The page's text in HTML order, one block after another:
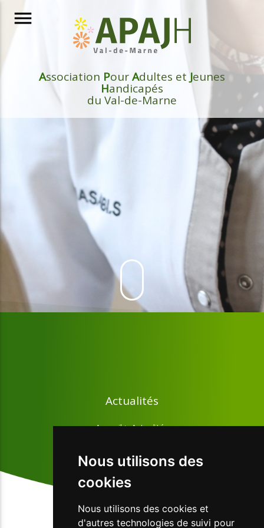
Nous utilisons des
cookies
Nous utilisons des cookies et
d'autres technologies de suivi pour
Association PourAdultes et Jeunes
Handicapés
du Val-de-Marne
menu
Actualités
Accueil>Actualités